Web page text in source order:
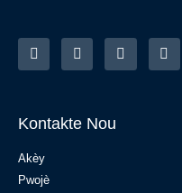
Kontakte Nou
Akèy
Pwojè